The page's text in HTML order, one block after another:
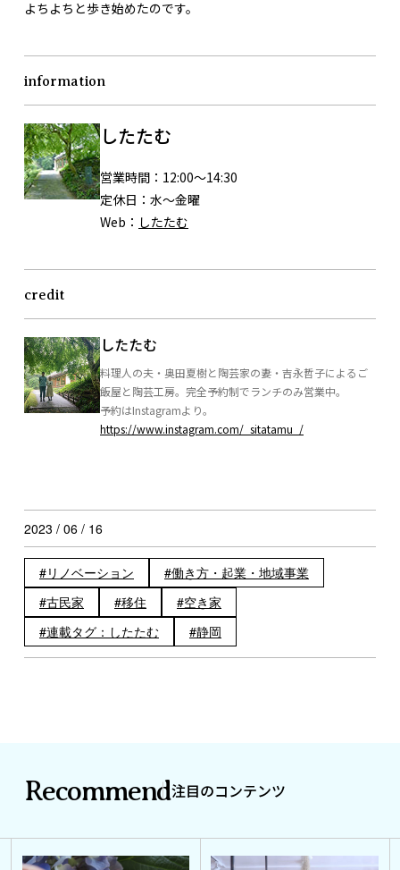
よちよちと歩き始めたのです。
information
したたむ
営業時間： 12:00〜14:30
定休日： 水〜金曜
Web： したたむ
credit
したたむ
料理人の夫・奥田夏樹と陶芸家の妻・吉永哲子によるご
飯屋と陶芸工房。完全予約制でランチのみ営業中。
予約はInstagramより。
https://www.instagram.com/_sitatamu_/
2023 / 06 / 16
リノベーション
働き方・起業・地域事業
古民家
移住
空き家
連載タグ：したたむ
静岡
Recommend注目のコンテンツ